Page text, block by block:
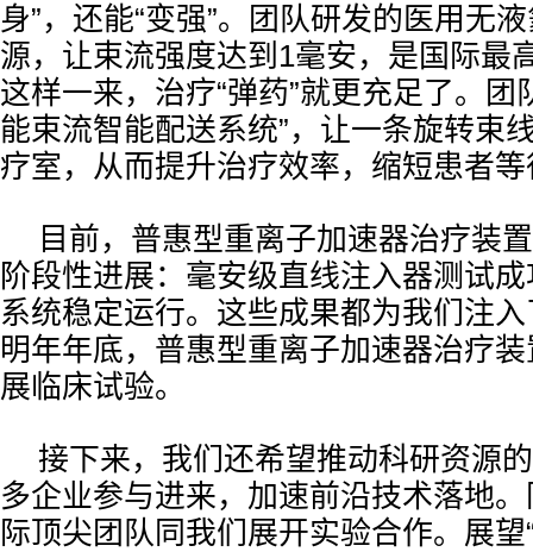
身”，还能“变强”。团队研发的医用无
源，让束流强度达到1毫安，是国际最
这样一来，治疗“弹药”就更充足了。团
能束流智能配送系统”，让一条旋转束
疗室，从而提升治疗效率，缩短患者
目前，普惠型重离子加速器治疗装
阶段性进展：毫安级直线注入器测试
系统稳定运行。这些成果都为我们注
明年年底，普惠型重离子加速器治疗
展临床试验。
接下来，我们还希望推动科研资源
多企业参与进来，加速前沿技术落地
际顶尖团队同我们展开实验合作。展望